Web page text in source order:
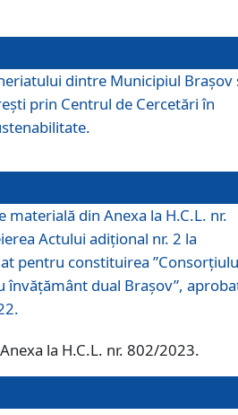
dintre Municipiul Brașov
prin Centrul de Cercetări în
din Anexa la H.C.L. nr.
Actului adițional nr. 2 la
pentru constituirea
dual Brașov”,
la H.C.L. nr. 802/2023.